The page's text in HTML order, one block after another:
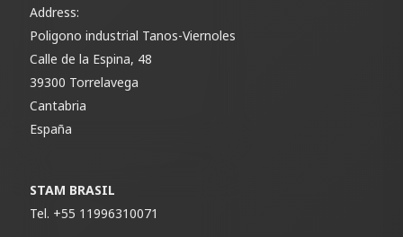
Address:
Poligono industrial Tanos-Viernoles
Calle de la Espina, 48
39300 Torrelavega
Cantabria
España
STAM BRASIL
Tel. +55 11996310071